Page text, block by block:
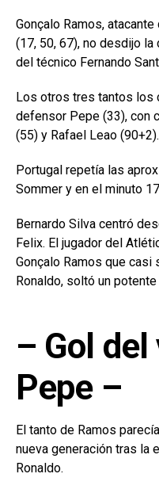
Gonçalo Ramos,
(17, 50, 67), no desdijo
del técnico Fernando
Los otros tres tantos los
defensor Pepe (33), con
(55) y Rafael Leao (90+2).
Portugal repetía las
Sommer y en el minuto
Bernardo Silva centró
Felix. El jugador del
Gonçalo Ramos que casi
Ronaldo, soltó un
– Gol
Pepe –
El tanto de Ramos
nueva generación tras la
Ronaldo.